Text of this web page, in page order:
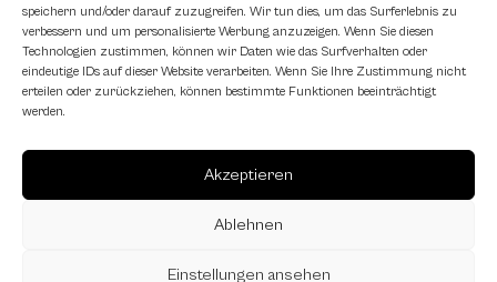
speichern und/oder darauf zuzugreifen. Wir tun dies, um das Surferlebnis zu
verbessern und um personalisierte Werbung anzuzeigen. Wenn Sie diesen
Technologien zustimmen, können wir Daten wie das Surfverhalten oder
eindeutige IDs auf dieser Website verarbeiten. Wenn Sie Ihre Zustimmung nicht
erteilen oder zurückziehen, können bestimmte Funktionen beeinträchtigt
werden.
Akzeptieren
Ablehnen
Einstellungen ansehen